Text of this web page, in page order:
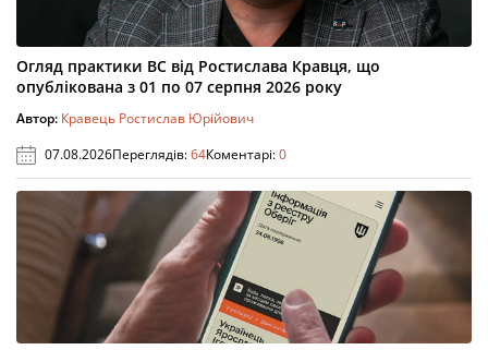
Огляд практики ВС від Ростислава Кравця, що
опублікована з 01 по 07 серпня 2026 року
Автор: Кравець Ростислав Юрійович
07.08.2026Переглядів:64Коментарі:0